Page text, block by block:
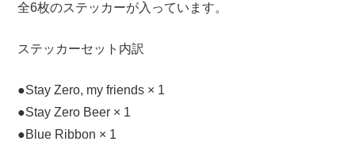
全6枚のステッカーが入っています。
ステッカーセット内訳
●Stay Zero, my friends × 1
●Stay Zero Beer × 1
●Blue Ribbon × 1